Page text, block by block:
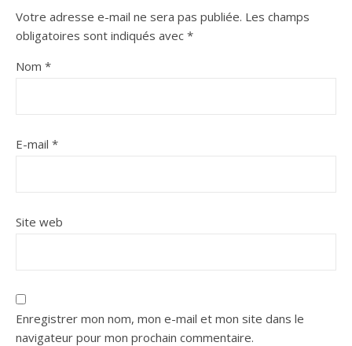
Votre adresse e-mail ne sera pas publiée. Les champs
obligatoires sont indiqués avec *
Nom *
E-mail *
Site web
Enregistrer mon nom, mon e-mail et mon site dans le
navigateur pour mon prochain commentaire.